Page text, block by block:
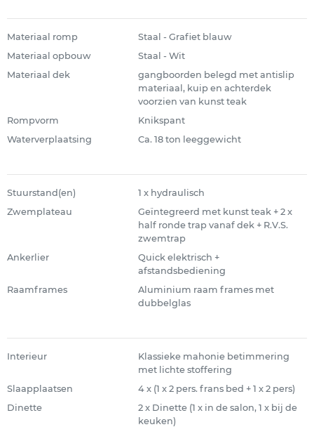
Materiaal romp
Staal - Grafiet blauw
Materiaal opbouw
Staal - Wit
Materiaal dek
gangboorden belegd met antislip
materiaal, kuip en achterdek
voorzien van kunst teak
Rompvorm
Knikspant
Waterverplaatsing
Ca. 18 ton leeggewicht
Stuurstand(en)
1 x hydraulisch
Zwemplateau
Geïntegreerd met kunst teak + 2 x
half ronde trap vanaf dek + R.V.S.
zwemtrap
Ankerlier
Quick elektrisch +
afstandsbediening
Raamframes
Aluminium raam frames met
dubbelglas
Interieur
Klassieke mahonie betimmering
met lichte stoffering
Slaapplaatsen
4 x (1 x 2 pers. frans bed + 1 x 2 pers)
Dinette
2 x Dinette (1 x in de salon, 1 x bij de
keuken)